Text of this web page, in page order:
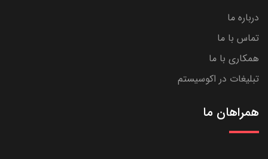
درباره ما
تماس با ما
همکاری با ما
تبلیغات در اکوسیستم
همراهان ما